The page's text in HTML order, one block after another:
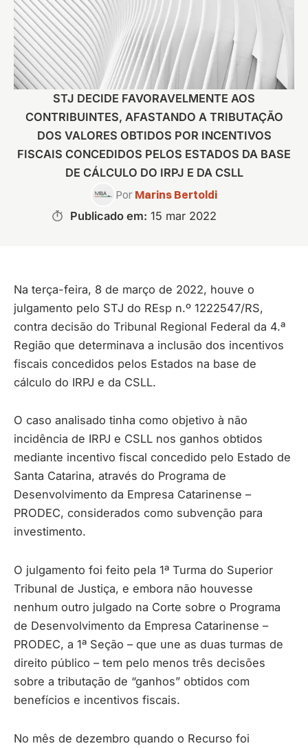
STJ DECIDE FAVORAVELMENTE AOS
CONTRIBUINTES, AFASTANDO A TRIBUTAÇÃO
DOS VALORES OBTIDOS POR INCENTIVOS
FISCAIS CONCEDIDOS PELOS ESTADOS DA BASE
DE CÁLCULO DO IRPJ E DA CSLL
Por Marins Bertoldi
Publicado em: 15 mar 2022
Na terça-feira, 8 de março de 2022, houve o
julgamento pelo STJ do REsp n.º 1222547/RS,
contra decisão do Tribunal Regional Federal da 4.ª
Região que determinava a inclusão dos incentivos
fiscais concedidos pelos Estados na base de
cálculo do IRPJ e da CSLL.
O caso analisado tinha como objetivo à não
incidência de IRPJ e CSLL nos ganhos obtidos
mediante incentivo fiscal concedido pelo Estado de
Santa Catarina, através do Programa de
Desenvolvimento da Empresa Catarinense –
PRODEC, considerados como subvenção para
investimento.
O julgamento foi feito pela 1ª Turma do Superior
Tribunal de Justiça, e embora não houvesse
nenhum outro julgado na Corte sobre o Programa
de Desenvolvimento da Empresa Catarinense –
PRODEC, a 1ª Seção – que une as duas turmas de
direito público – tem pelo menos três decisões
sobre a tributação de “ganhos” obtidos com
benefícios e incentivos fiscais.
No mês de dezembro quando o Recurso foi